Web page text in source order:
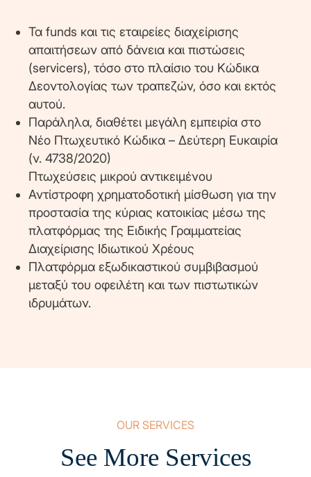
Τα funds και τις εταιρείες διαχείρισης
απαιτήσεων από δάνεια και πιστώσεις
(servicers), τόσο στο πλαίσιο του Κώδικα
Δεοντολογίας των τραπεζών, όσο και εκτός
αυτού.
Παράληλα, διαθέτει μεγάλη εμπειρία στο
Νέο Πτωχευτικό Κώδικα – Δεύτερη Ευκαιρία
(ν. 4738/2020)
Πτωχεύσεις μικρού αντικειμένου
Αντίστροφη χρηματοδοτική μίσθωση για την
προστασία της κύριας κατοικίας μέσω της
πλατφόρμας της Ειδικής Γραμματείας
Διαχείρισης Ιδιωτικού Χρέους
Πλατφόρμα εξωδικαστικού συμβιβασμού
μεταξύ του οφειλέτη και των πιστωτικών
ιδρυμάτων.
OUR SERVICES
See More Services